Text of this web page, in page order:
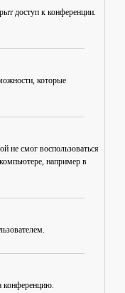
доступ к конференции.
которые
не смог воспользоваться
например в
конференцию.